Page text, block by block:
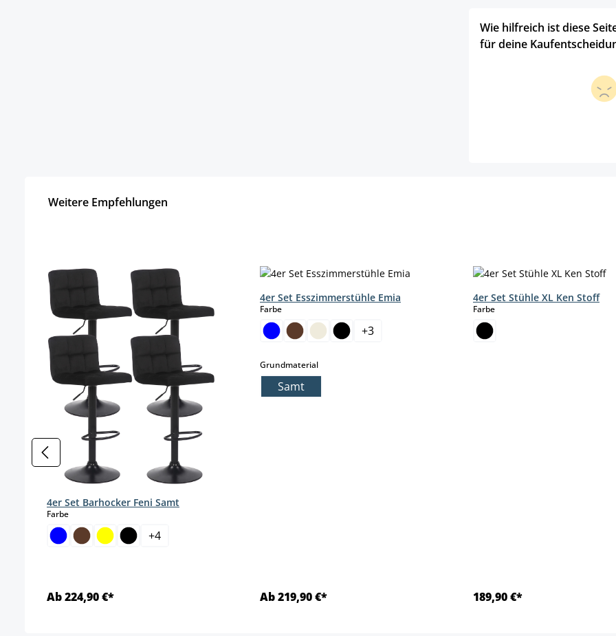
Wie hilfreich ist diese
für deine
Weitere Empfehlungen
4er Set Barhocker Feni Samt
Farbeauswählen
+4
Ab 224,90 €*
4er Set Esszimmerstühle Emia
Farbeauswählen
+3
Grundmaterialauswählen
Samt
Ab 219,90 €*
4er Set Stühle XL Ken Stoff
Farbeauswählen
189,90 €*